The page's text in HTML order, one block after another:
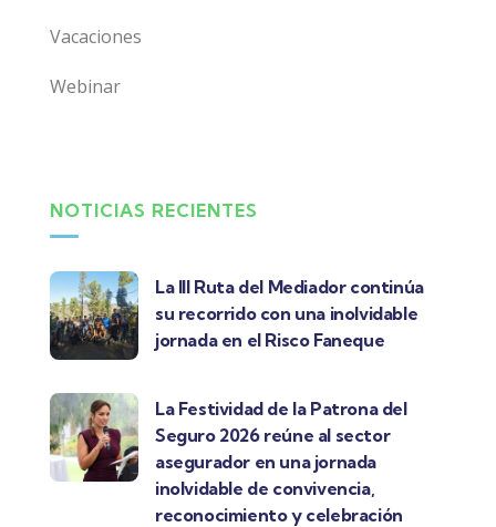
Vacaciones
Webinar
NOTICIAS RECIENTES
La III Ruta del Mediador continúa
su recorrido con una inolvidable
jornada en el Risco Faneque
La Festividad de la Patrona del
Seguro 2026 reúne al sector
asegurador en una jornada
inolvidable de convivencia,
reconocimiento y celebración